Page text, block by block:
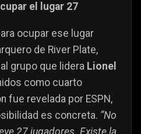
el lugar 27
ocupar ese lugar
de River Plate,
grupo que lidera Lionel
como cuarto
fue revelada por ESPN,
es concreta. “No
27 jugadores. Existe la